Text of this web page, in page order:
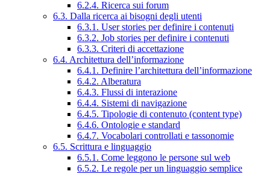
6.2.4. Ricerca sui forum
6.3. Dalla ricerca ai bisogni degli utenti
6.3.1. User stories per definire i contenuti
6.3.2. Job stories per definire i contenuti
6.3.3. Criteri di accettazione
6.4. Architettura dell’informazione
6.4.1. Definire l’architettura dell’informazione
6.4.2. Alberatura
6.4.3. Flussi di interazione
6.4.4. Sistemi di navigazione
6.4.5. Tipologie di contenuto (content type)
6.4.6. Ontologie e standard
6.4.7. Vocabolari controllati e tassonomie
6.5. Scrittura e linguaggio
6.5.1. Come leggono le persone sul web
6.5.2. Le regole per un linguaggio semplice